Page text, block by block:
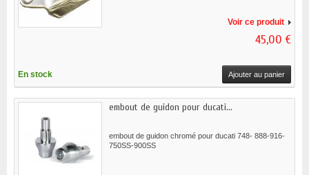
Voir ce produit
45,00 €
En stock Ajouter au panier
embout de guidon pour ducati...
embout de guidon chromé pour ducati 748- 888-916-
750SS-900SS